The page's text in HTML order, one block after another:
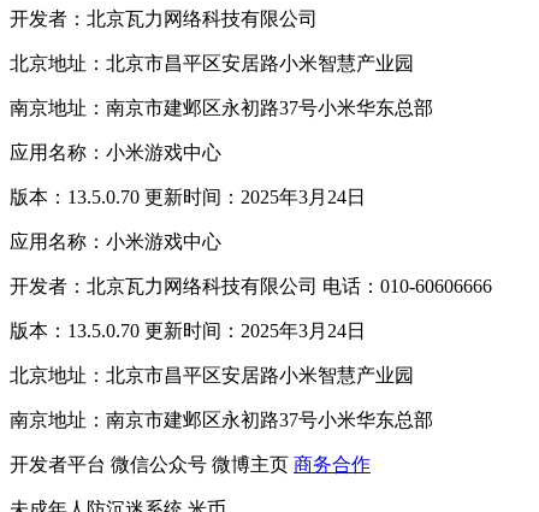
开发者：北京瓦力网络科技有限公司
北京地址：北京市昌平区安居路小米智慧产业园
南京地址：南京市建邺区永初路37号小米华东总部
应用名称：小米游戏中心
版本：13.5.0.70 更新时间：2025年3月24日
应用名称：小米游戏中心
开发者：北京瓦力网络科技有限公司 电话：010-60606666
版本：13.5.0.70 更新时间：2025年3月24日
北京地址：北京市昌平区安居路小米智慧产业园
南京地址：南京市建邺区永初路37号小米华东总部
开发者平台 微信公众号 微博主页 商务合作